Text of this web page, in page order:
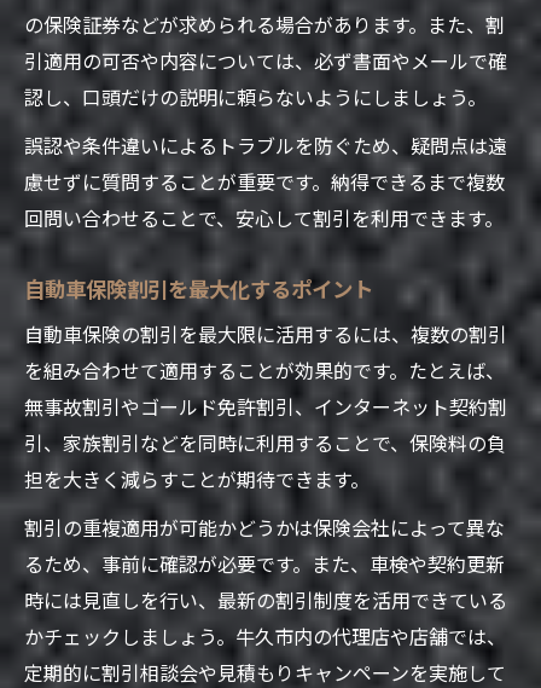
の保険証券などが求められる場合があります。また、割
引適用の可否や内容については、必ず書面やメールで確
認し、口頭だけの説明に頼らないようにしましょう。
誤認や条件違いによるトラブルを防ぐため、疑問点は遠
慮せずに質問することが重要です。納得できるまで複数
回問い合わせることで、安心して割引を利用できます。
自動車保険割引を最大化するポイント
自動車保険の割引を最大限に活用するには、複数の割引
を組み合わせて適用することが効果的です。たとえば、
無事故割引やゴールド免許割引、インターネット契約割
引、家族割引などを同時に利用することで、保険料の負
担を大きく減らすことが期待できます。
割引の重複適用が可能かどうかは保険会社によって異な
るため、事前に確認が必要です。また、車検や契約更新
時には見直しを行い、最新の割引制度を活用できている
かチェックしましょう。牛久市内の代理店や店舗では、
定期的に割引相談会や見積もりキャンペーンを実施して